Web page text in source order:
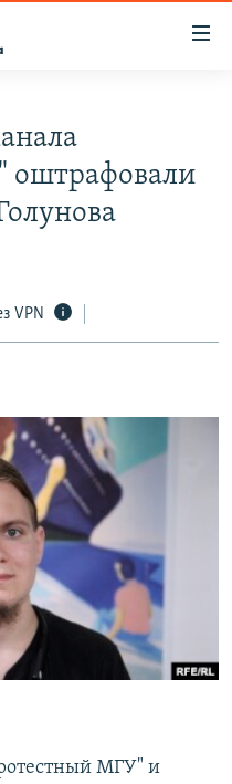
оштрафовали
VPN
МГУ" и